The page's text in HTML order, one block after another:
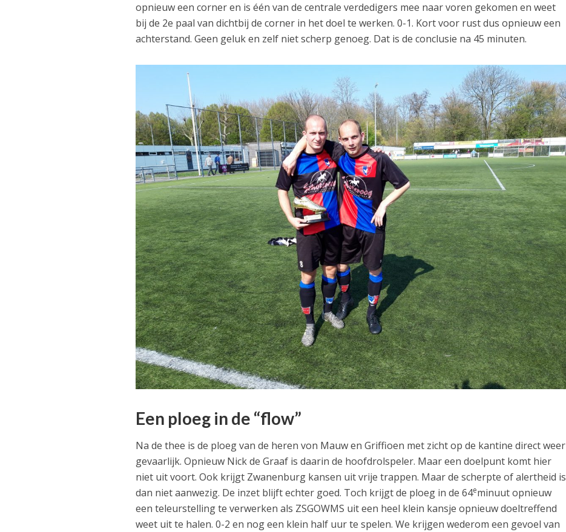
opnieuw een corner en is één van de centrale verdedigers mee naar voren gekomen en weet
bij de 2e paal van dichtbij de corner in het doel te werken. 0-1. Kort voor rust dus opnieuw een
achterstand. Geen geluk en zelf niet scherp genoeg. Dat is de conclusie na 45 minuten.
Een ploeg in de “flow”
Na de thee is de ploeg van de heren von Mauw en Griffioen met zicht op de kantine direct weer
gevaarlijk. Opnieuw Nick de Graaf is daarin de hoofdrolspeler. Maar een doelpunt komt hier
niet uit voort. Ook krijgt Zwanenburg kansen uit vrije trappen. Maar de scherpte of alertheid is
dan niet aanwezig. De inzet blijft echter goed. Toch krijgt de ploeg in de 64eminuut opnieuw
een teleurstelling te verwerken als ZSGOWMS uit een heel klein kansje opnieuw doeltreffend
weet uit te halen. 0-2 en nog een klein half uur te spelen. We krijgen wederom een gevoel van